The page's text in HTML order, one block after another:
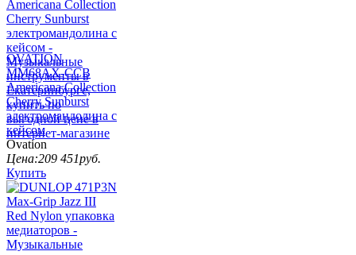
OVATION
MM68AX-CCB
Americana Collection
Cherry Sunburst
электромандолина с
кейсом
Ovation
Цена:209 451руб.
Купить